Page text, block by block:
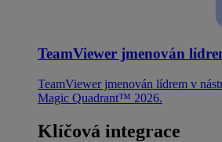
TeamViewer jmenován
TeamViewer jmenován lídrem v
Magic Quadrant™ 2026.
Klíčová integrace